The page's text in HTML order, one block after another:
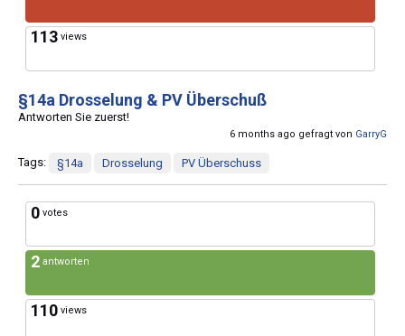
113 views
§14a Drosselung & PV Überschuß
Antworten Sie zuerst!
6 months ago gefragt von GarryG
Tags: §14a Drosselung PV Überschuss
0 votes
2 antworten
110 views